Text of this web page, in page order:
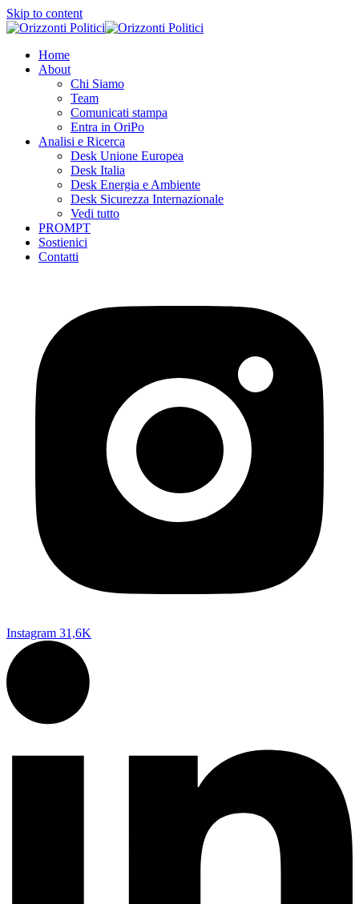
Skip to content
Home
About
Chi Siamo
Team
Comunicati stampa
Entra in OriPo
Analisi e Ricerca
Desk Unione Europea
Desk Italia
Desk Energia e Ambiente
Desk Sicurezza Internazionale
Vedi tutto
PROMPT
Sostienici
Contatti
Instagram 31,6K